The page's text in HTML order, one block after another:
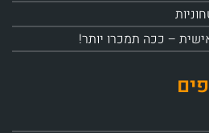
– ככה תמכרו יותר!